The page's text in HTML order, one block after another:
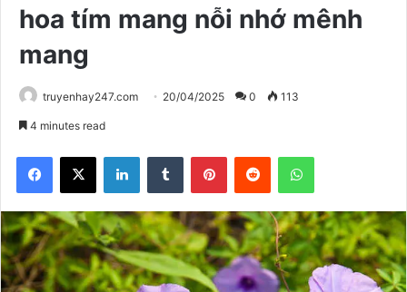
hoa tím mang nỗi nhớ mênh
mang
truyenhay247.com 20/04/2025 0 113
4 minutes read